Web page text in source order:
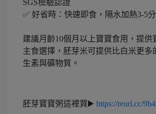
SGS檢驗認證
✅ 好省時：快速即食，隔水加熱3-5
建議月齡10個月以上寶寶食用，提供
主食選擇，胚芽米可提供比白米更多
生素與礦物質。
胚芽寶寶粥這裡買▶️ https://reurl.cc/